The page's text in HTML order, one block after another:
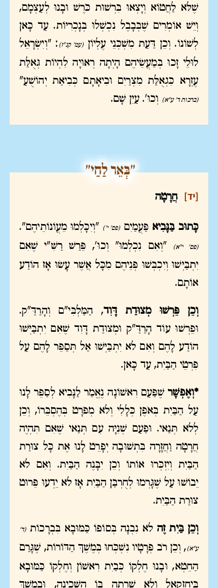
שֶׁלֹּא לַחֲטוֹא וְיָצְאוּ בִּרְשׁוּת כֹּרֶשׁ וּבָנוּ לְעַצְמָם,
וְיֵשׁ אוֹמְרִים שֶׁבְּבָבֶל נִכְשְׁלוּ בְּנָכְרִיּוֹת. עַד כָּאן
לְשׁוֹנוֹ. וְכֵן דַּעַת מִשְׁכְּנֵי עֶלְיוֹן (עמ' קנ"ז) : "וְיִשְׂרָאֵל
לוּלֵי זָכוּ בְּמַעֲשֵׂיהֶם הָיְתָה רְאוּיָה לִהְיוֹת גְּאֻלַּת
עֶזְרָא כִּגְאֻלַּת מִצְרַיִם וּבִיאָתָם כְּבִיאַת יְהוֹשֻׁעַ"
(ברכות ד' ע"א) וְכוּ'. עַיֵּן שָׁם.
[יד] חֲרָטָה
כָּתוּב בַּנָּבִיאפַּעֲמַיִם (פס' י') "וְיִכָּלְמוּ מֵעֲוֹנוֹתֵיהֶם".
(פס' י"א)
"וְאִם נִכְלְמוּ" וְכוּ', פֵּרַשׁ רַשִּׁ"י שֶׁאִם
יִתְבַּיְּשׁוּ וְיִכְבְּשׁוּ פְּנֵיהֶם מִכָּל אֲשֶׁר עָשׂוּ אָז הוֹדַע
אוֹתָם.
וְכֵן פֵּרְשׁוּ מְצוּדַת דָּוִד, הַמַּלְבִּי"ם וְהָרַדַּ"ק.
וּפֵרְשׁוּ עוֹד הָרַדַּ"ק וּמְצוּדַת דָּוִד שֶׁאִם יִתְבַּיְּשׁוּ
הוֹדַע לָהֶם וְאִם לֹא יִתְבַּיְּשׁוּ אַל תְּסַפֵּר לָהֶם עַל
פִּרְטֵי הַבַּיִת, עַד כָּאן.
*וְאֶפְשָׁרשֶׁפַּעַם רִאשׁוֹנָה נֶאֱמַר לַנָּבִיא לְסַפֵּר לָנוּ
עַל הַבַּיִת בְּאֹפֶן כְּלָלִי וְלֹא מְפֹרָט בְּהֶסְבֵּרוֹ, וְכֵן
לְלֹא תְּנַאי. וּפַעַם שְׁנִיָּה עִם תְּנַאי שֶׁאִם תִּהְיֶה
חֲרָטָה וַחֲזָרָה בִּתְשׁוּבָה יְפָרֵט לָנוּ אֶת כָּל צוּרַת
הַבַּיִת וְיִזְכְּרוּ אוֹתוֹ וְכֵן יִבָּנֶה הַבַּיִת. וְאִם לֹא
יֵבוֹשׁוּ עַל שֶׁגָּרְמוּ לְחֻרְבַּן הַבַּיִת אָז לֹא יֵדְעוּ פֵּרוּט
צוּרַת הַבַּיִת.
וְכֵן בַּיִת זֶהלֹא נִבְנָה בְּסוֹפוֹ כַּמּוּבָא בִּבְרָכוֹת (ד'
ע"א), וְכֵן רֹב פְּרָטָיו נִשְׁכְּחוּ בְּמֶשֶׁךְ הַדּוֹרוֹת, שֶׁגָּרַם
הַחֵטְא, וּבָנוּ חֶלְקוֹ כְּבַיִת רִאשׁוֹן וְחֶלְקוֹ כַּמּוּבָא
בִּיחֶזְקֵאל וְלֹא שָׁרְתָה בּוֹ הַשְּׁכִינָה, וּבְמֶשֶׁךְ